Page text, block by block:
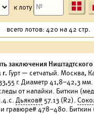
к лоту Ъ
всего лотов: 420 на 42 стр.
заключения
Гурт — сетчатый. Москва,
г. Диаметр 41,8–42,3
от напайки. Биткин
Дьяков# 57.13 (R2).
гравюре# 478–480.